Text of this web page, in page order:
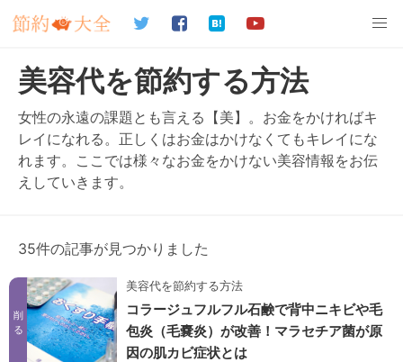
美容代を節約する方法
女性の永遠の課題とも言える【美】。お金をかければキ
レイになれる。正しくはお金はかけなくてもキレイにな
れます。ここでは様々なお金をかけない美容情報をお伝
えしていきます。
35件の記事が見つかりました
削
る
美容代を節約する方法
コラージュフルフル石鹸で背中ニキビや毛
包炎（毛嚢炎）が改善！マラセチア菌が原
因の肌カビ症状とは